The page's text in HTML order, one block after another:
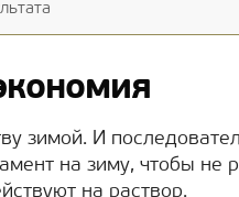
зимой. И
на зиму, чтобы не
на раствор.